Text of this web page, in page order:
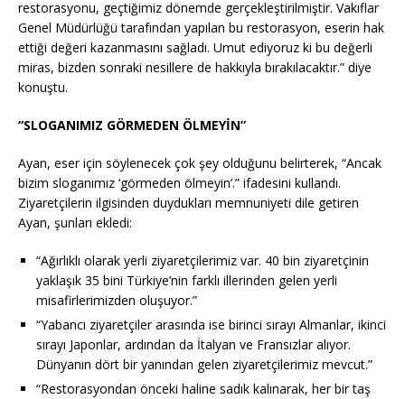
restorasyonu, geçtiğimiz dönemde gerçekleştirilmiştir. Vakıflar
Genel Müdürlüğü tarafından yapılan bu restorasyon, eserin hak
ettiği değeri kazanmasını sağladı. Umut ediyoruz ki bu değerli
miras, bizden sonraki nesillere de hakkıyla bırakılacaktır.” diye
konuştu.
“SLOGANIMIZ GÖRMEDEN ÖLMEYİN”
Ayan, eser için söylenecek çok şey olduğunu belirterek, “Ancak
bizim sloganımız ‘görmeden ölmeyin’.” ifadesini kullandı.
Ziyaretçilerin ilgisinden duydukları memnuniyeti dile getiren
Ayan, şunları ekledi:
“Ağırlıklı olarak yerli ziyaretçilerimiz var. 40 bin ziyaretçinin
yaklaşık 35 bini Türkiye’nin farklı illerinden gelen yerli
misafirlerimizden oluşuyor.”
“Yabancı ziyaretçiler arasında ise birinci sırayı Almanlar, ikinci
sırayı Japonlar, ardından da İtalyan ve Fransızlar alıyor.
Dünyanın dört bir yanından gelen ziyaretçilerimiz mevcut.”
“Restorasyondan önceki haline sadık kalınarak, her bir taş